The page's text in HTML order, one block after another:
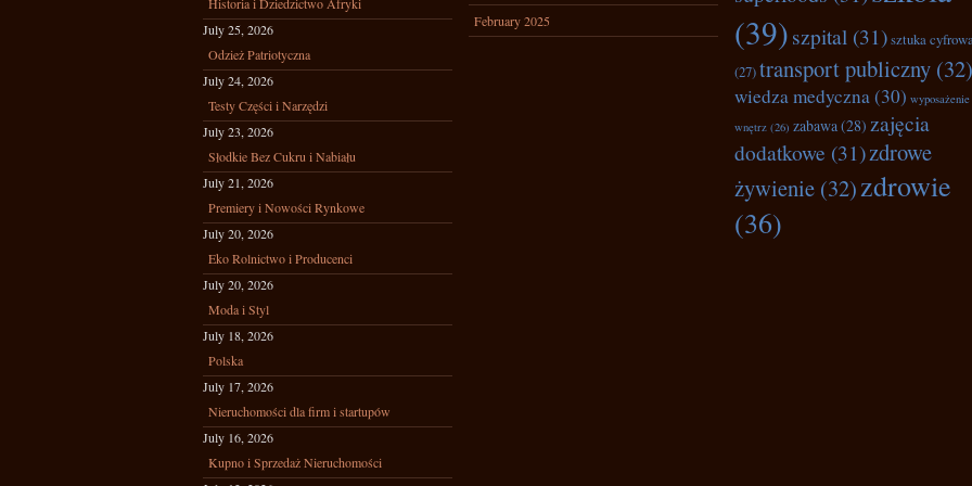
July 25, 2026
Odzież Patriotyczna
July 24, 2026
Testy Części i Narzędzi
July 23, 2026
Słodkie Bez Cukru i Nabiału
July 21, 2026
Premiery i Nowości Rynkowe
July 20, 2026
Eko Rolnictwo i Producenci
July 20, 2026
Moda i Styl
July 18, 2026
Polska
July 17, 2026
Nieruchomości dla firm i startupów
July 16, 2026
Kupno i Sprzedaż Nieruchomości
February 2025
(39)szpital (31)sztuka
(27)transport publiczny (32)
wiedza medyczna(30) wyposażenie
wnętrz (26) zabawa(28) zajęcia
dodatkowe (31)zdrowe
żywienie (32)zdrowie
(36)